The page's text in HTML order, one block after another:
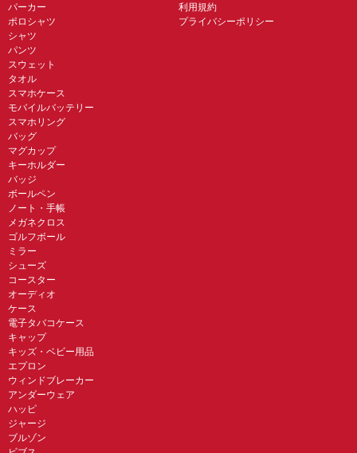
パーカー
ポロシャツ
シャツ
パンツ
スウェット
タオル
スマホケース
モバイルバッテリー
スマホリング
バッグ
マグカップ
キーホルダー
バッジ
ボールペン
ノート・手帳
メガネクロス
ゴルフボール
ミラー
シューズ
コースター
オーディオ
ケース
電子タバコケース
キャップ
キッズ・ベビー用品
エプロン
ウィンドブレーカー
アンダーウェア
ハッピ
ジャージ
ブルゾン
利用規約
プライバシーポリシー